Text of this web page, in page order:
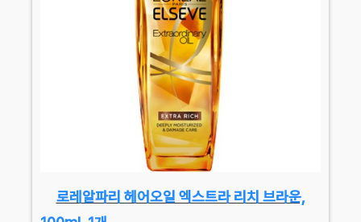
로레알파리 헤어오일 엑스트라 리치 브라운,